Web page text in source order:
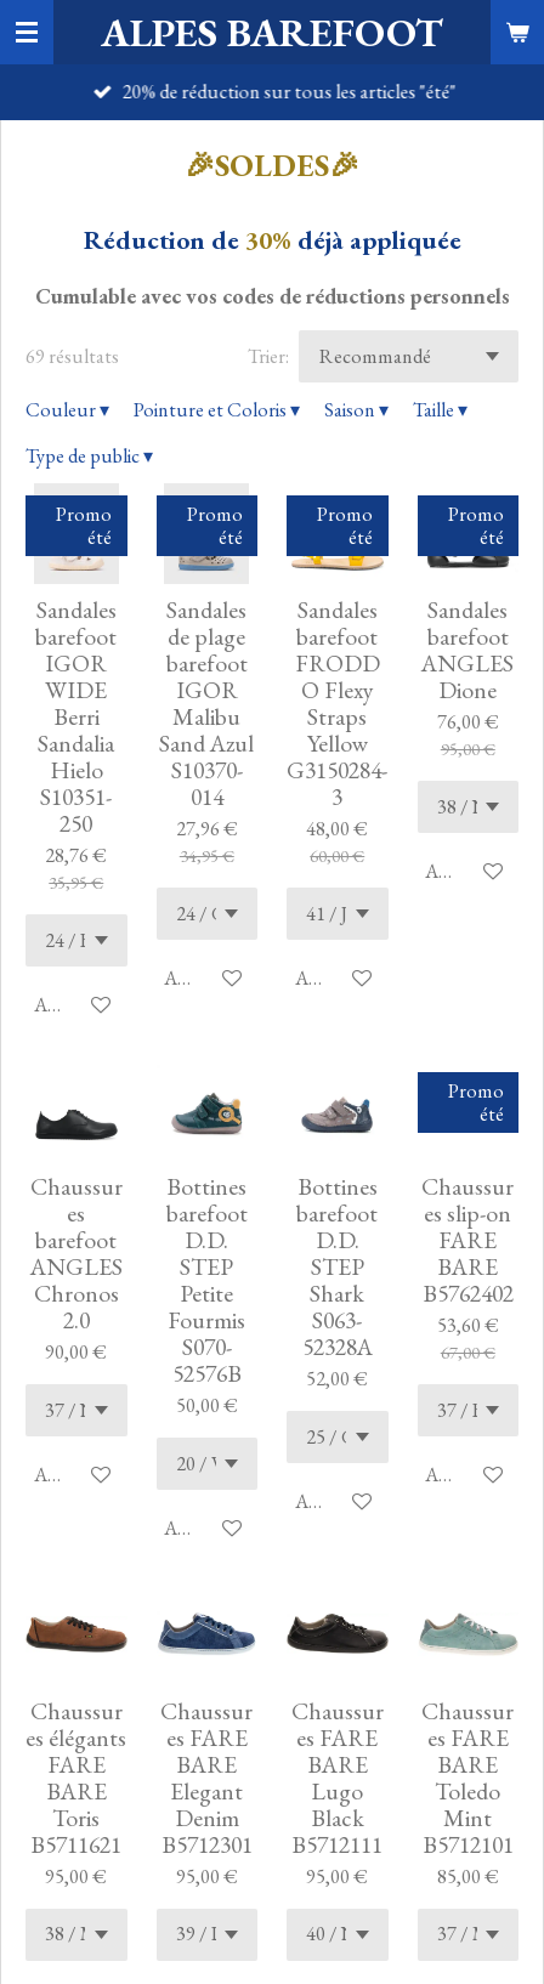
Passer
au
ALPES BAREFOOT
20% de réduction sur tous les articles "été"
🎉SOLDES🎉
Réduction de 30% déjà appliquée
Cumulable avec vos codes de réductions personnels
69 résultats Trier:
Couleur▾ Pointure et Coloris▾ Saison▾ Taille▾
Type de public▾
Promo
été
Sandales
barefoot
IGOR
WIDE
Berri
Sandalia
Hielo
S10351-
250
28,76 €
35,95 €
Ajouter au panier
Promo
été
Sandales
de plage
barefoot
IGOR
Malibu
Sand Azul
S10370-
014
27,96 €
34,95 €
Ajouter au panier
Promo
été
Sandales
barefoot
FRODD
O Flexy
Straps
Yellow
G3150284-
3
48,00 €
60,00 €
Ajouter au panier
Promo
été
Sandales
barefoot
ANGLES
Dione
76,00 €
95,00 €
Ajouter au
Chaussur
es
barefoot
ANGLES
Chronos
2.0
90,00 €
Ajouter au panier
Bottines
barefoot
D.D.
STEP
Petite
Fourmis
S070-
52576B
50,00 €
Ajouter au panier
Bottines
barefoot
D.D.
STEP
Shark
S063-
52328A
52,00 €
Ajouter au panier
Promo
été
Chaussur
es slip-on
FARE
BARE
B5762402
53,60 €
67,00 €
Ajouter au
Chaussur
es élégants
FARE
BARE
Toris
B5711621
95,00 €
Chaussur
es FARE
BARE
Elegant
Denim
B5712301
95,00 €
Chaussur
es FARE
BARE
Lugo
Black
B5712111
95,00 €
Chaussur
es FARE
BARE
Toledo
Mint
B5712101
85,00 €